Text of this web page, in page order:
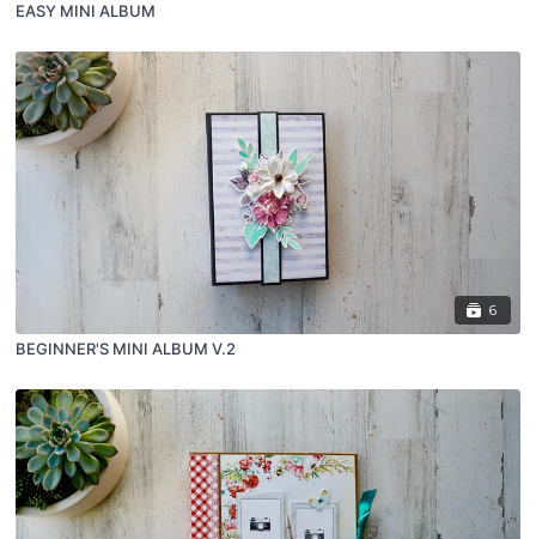
EASY MINI ALBUM
6
BEGINNER'S MINI ALBUM V.2